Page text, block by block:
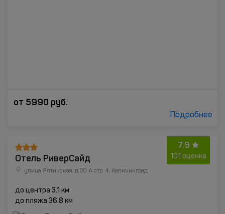
от 5990 руб.
Подробнее
7.9
101 оценка
Отель РиверСайд
улица Ялтинская, д.20 А стр. 4, Калининград
до центра 3.1 км
до пляжа 36.8 км